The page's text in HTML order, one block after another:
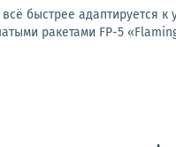
быстрее адаптируется
ракетами FP-5